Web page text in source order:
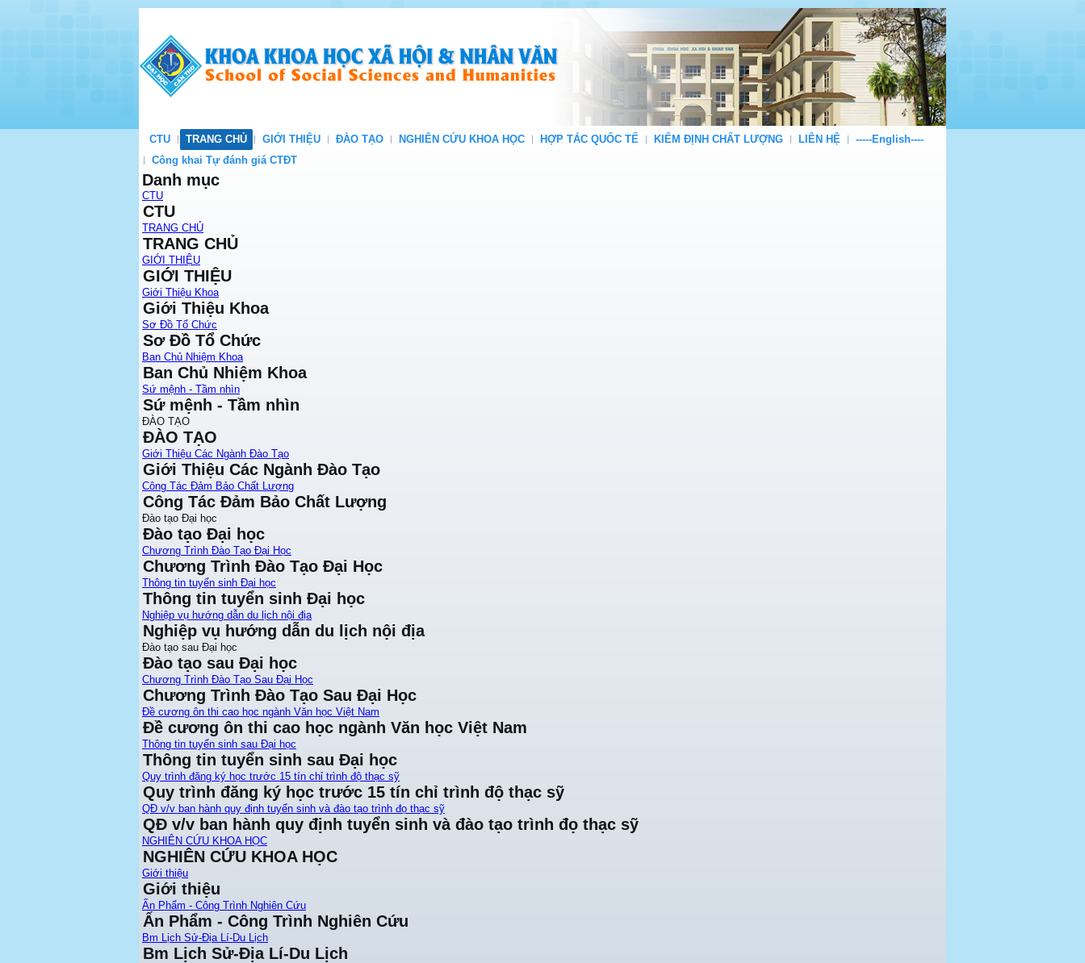
CTU TRANG CHỦ GIỚI THIỆU ĐÀO TẠO NGHIÊN CỨU KHOA HỌC HỢP TÁC QUỐC TẾ KIỂM ĐỊNH CHẤT LƯỢNG LIÊN HỆ
-----English----
Công khai Tự đánh giá CTĐT
Danh mục
CTU
CTU
TRANG CHỦ
TRANG CHỦ
GIỚI THIỆU
GIỚI THIỆU
Giới Thiệu Khoa
Giới Thiệu Khoa
Sơ Đồ Tổ Chức
Sơ Đồ Tổ Chức
Ban Chủ Nhiệm Khoa
Ban Chủ Nhiệm Khoa
Sứ mệnh - Tầm nhìn
Sứ mệnh - Tầm nhìn
ĐÀO TẠO
ĐÀO TẠO
Giới Thiệu Các Ngành Đào Tạo
Giới Thiệu Các Ngành Đào Tạo
Công Tác Đảm Bảo Chất Lượng
Công Tác Đảm Bảo Chất Lượng
Đào tạo Đại học
Đào tạo Đại học
Chương Trình Đào Tạo Đại Học
Chương Trình Đào Tạo Đại Học
Thông tin tuyển sinh Đại học
Thông tin tuyển sinh Đại học
Nghiệp vụ hướng dẫn du lịch nội địa
Nghiệp vụ hướng dẫn du lịch nội địa
Đào tạo sau Đại học
Đào tạo sau Đại học
Chương Trình Đào Tạo Sau Đại Học
Chương Trình Đào Tạo Sau Đại Học
Đề cương ôn thi cao học ngành Văn học Việt Nam
Đề cương ôn thi cao học ngành Văn học Việt Nam
Thông tin tuyển sinh sau Đại học
Thông tin tuyển sinh sau Đại học
Quy trình đăng ký học trước 15 tín chỉ trình độ thạc sỹ
Quy trình đăng ký học trước 15 tín chỉ trình độ thạc sỹ
QĐ v/v ban hành quy định tuyển sinh và đào tạo trình đọ thạc sỹ
QĐ v/v ban hành quy định tuyển sinh và đào tạo trình đọ thạc sỹ
NGHIÊN CỨU KHOA HỌC
NGHIÊN CỨU KHOA HỌC
Giới thiệu
Giới thiệu
Ấn Phẩm - Công Trình Nghiên Cứu
Ấn Phẩm - Công Trình Nghiên Cứu
Bm Lịch Sử-Địa Lí-Du Lịch
Bm Lịch Sử-Địa Lí-Du Lịch